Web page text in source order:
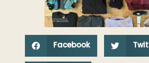
Facebook